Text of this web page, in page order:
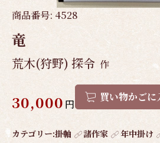
商品番号: 4528
竜
荒木(狩野) 探令 作
30,000 円
買い物かごに
作
カテゴリー:掛軸 諸作家 年中掛け